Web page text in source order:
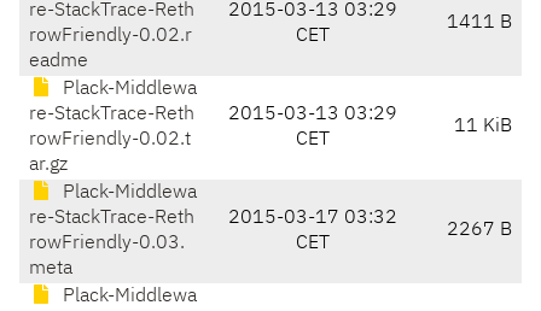
re-StackTrace-Reth
rowFriendly-0.02.r
eadme
2015-03-13 03:29
CET
1411 B
Plack-Middlewa
re-StackTrace-Reth
rowFriendly-0.02.t
ar.gz
2015-03-13 03:29
CET
11 KiB
Plack-Middlewa
re-StackTrace-Reth
rowFriendly-0.03.
meta
2015-03-17 03:32
CET
2267 B
Plack-Middlewa